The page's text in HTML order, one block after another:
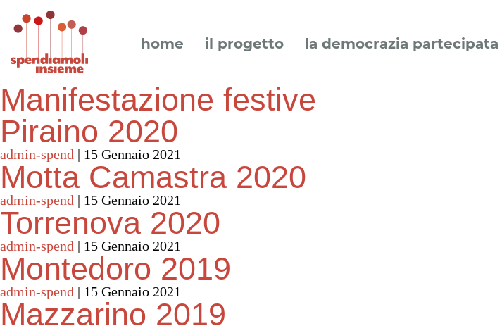
home il progetto la democrazia partecipata
Manifestazione festive
Piraino 2020
admin-spend | 15 Gennaio 2021
Motta Camastra 2020
admin-spend | 15 Gennaio 2021
Torrenova 2020
admin-spend | 15 Gennaio 2021
Montedoro 2019
admin-spend | 15 Gennaio 2021
Mazzarino 2019